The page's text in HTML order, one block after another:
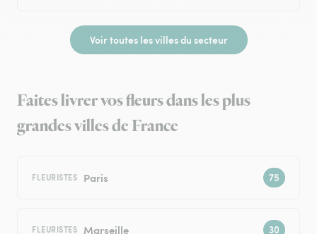
Voir toutes les villes du secteur
Faites livrer vos fleurs dans les plus
grandes villes de France
FLEURISTES Paris
FLEURISTES Marseille